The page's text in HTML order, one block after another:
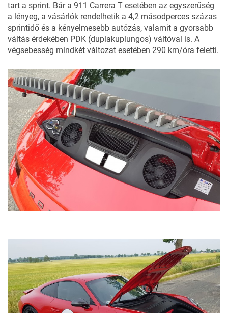
tart a sprint. Bár a 911 Carrera T esetében az egyszerűség
a lényeg, a vásárlók rendelhetik a 4,2 másodperces százas
sprintidő és a kényelmesebb autózás, valamit a gyorsabb
váltás érdekében PDK (duplakuplungos) váltóval is. A
végsebesség mindkét változat esetében 290 km/óra feletti.